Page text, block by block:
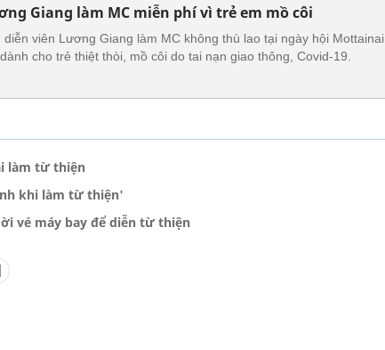
Giang làm MC miễn phí vì trẻ em mồ côi
diễn viên Lương Giang làm MC không thù lao tại ngày hội Mottainai
cho trẻ thiệt thòi, mồ côi do tai nạn giao thông, Covid-19.
làm từ thiện
khi làm từ thiện'
vé máy bay để diễn từ thiện